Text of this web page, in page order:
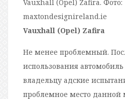
Vauxhall (Opel) Zafira. Фото:
maxtondesignireland.ie
Vauxhall (Opel) Zafira
Не менее проблемный.
использования
владельцу адские
проблемное место данной